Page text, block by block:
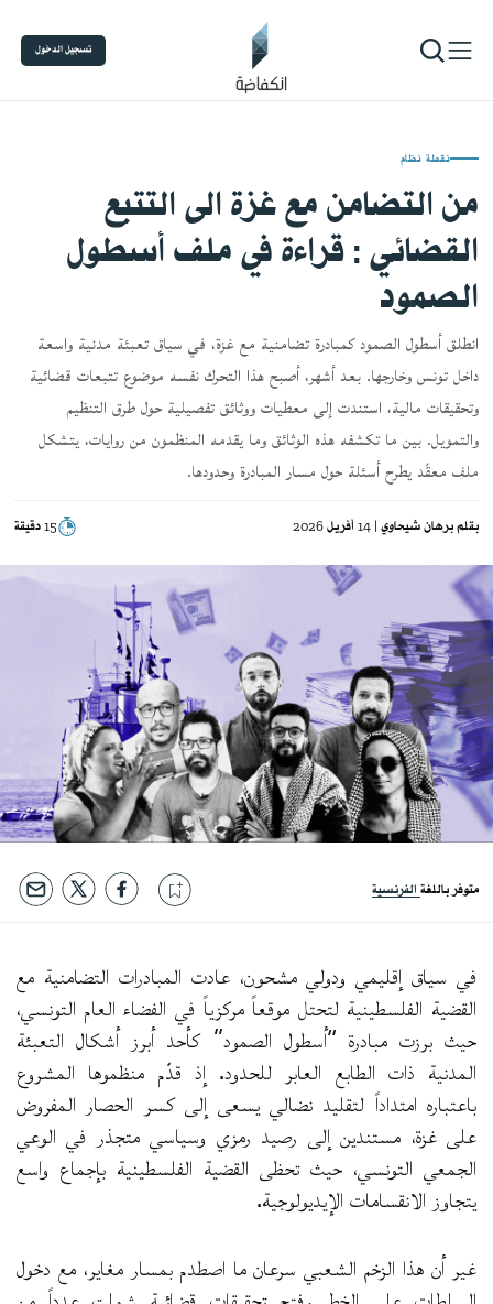
تسجيل الدخول
نقطة نظام
من التضامن مع غزة الى التتبع
القضائي : قراءة في ملف أسطول
الصمود
انطلق أسطول الصمود كمبادرة تضامنية مع غزة، في سياق تعبئة مدنية واسعة
داخل تونس وخارجها. بعد أشهر، أصبح هذا التحرك نفسه موضوع تتبعات قضائية
وتحقيقات مالية، استندت إلى معطيات ووثائق تفصيلية حول طرق التنظيم
والتمويل. بين ما تكشفه هذه الوثائق وما يقدمه المنظمون من روايات، يتشكل
ملف معقّد يطرح أسئلة حول مسار المبادرة وحدودها.
بقلم برهان شيحاوي | 14 أفريل 2026 15 دقيقة
متوفر باللغة الفرنسية
في سياق إقليمي ودولي مشحون، عادت المبادرات التضامنية مع
القضية الفلسطينية لتحتل موقعاً مركزياً في الفضاء العام التونسي،
حيث برزت مبادرة “أسطول الصمود” كأحد أبرز أشكال التعبئة
المدنية ذات الطابع العابر للحدود. إذ قدّم منظموها المشروع
باعتباره امتداداً لتقليد نضالي يسعى إلى كسر الحصار المفروض
على غزة، مستندين إلى رصيد رمزي وسياسي متجذر في الوعي
الجمعي التونسي، حيث تحظى القضية الفلسطينية بإجماع واسع
يتجاوز الانقسامات الإيديولوجية.
غير أن هذا الزخم الشعبي سرعان ما اصطدم بمسار مغاير، مع دخول
السلطات على الخط وفتح تحقيقات قضائية شملت عدداً من